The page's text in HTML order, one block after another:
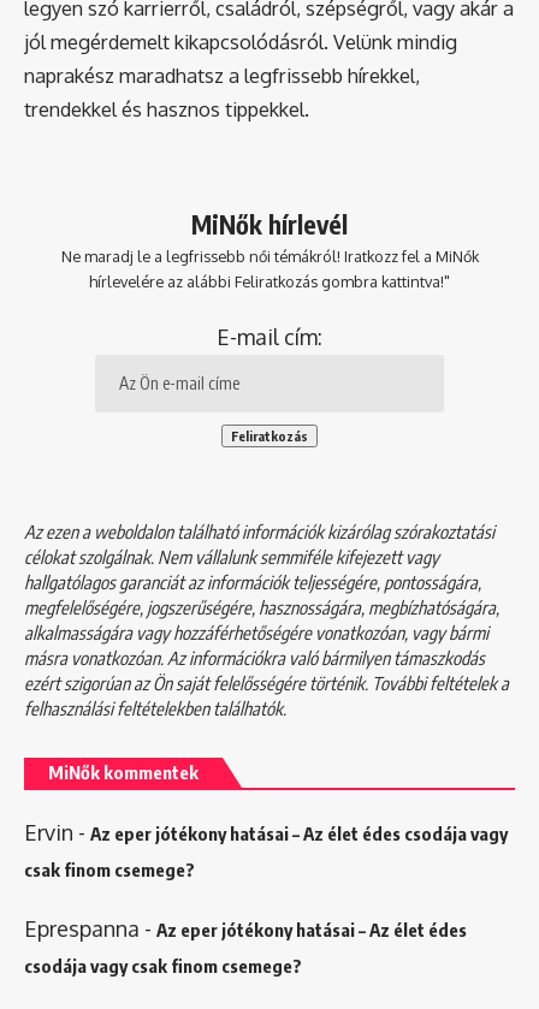
legyen szó karrierről, családról, szépségről, vagy akár a
jól megérdemelt kikapcsolódásról. Velünk mindig
naprakész maradhatsz a legfrissebb hírekkel,
trendekkel és hasznos tippekkel.
MiNők hírlevél
Ne maradj le a legfrissebb női témákról! Iratkozz fel a MiNők
hírlevelére az alábbi Feliratkozás gombra kattintva!"
E-mail cím:
Az ezen a weboldalon található információk kizárólag szórakoztatási
célokat szolgálnak. Nem vállalunk semmiféle kifejezett vagy
hallgatólagos garanciát az információk teljességére, pontosságára,
megfelelőségére, jogszerűségére, hasznosságára, megbízhatóságára,
alkalmasságára vagy hozzáférhetőségére vonatkozóan, vagy bármi
másra vonatkozóan. Az információkra való bármilyen támaszkodás
ezért szigorúan az Ön saját felelősségére történik. További feltételek a
felhasználási feltételekbentalálhatók.
MiNők kommentek
Ervin - Az eper jótékony hatásai – Az élet édes csodája vagy
csak finom csemege?
Eprespanna - Az eper jótékony hatásai – Az élet édes
csodája vagy csak finom csemege?